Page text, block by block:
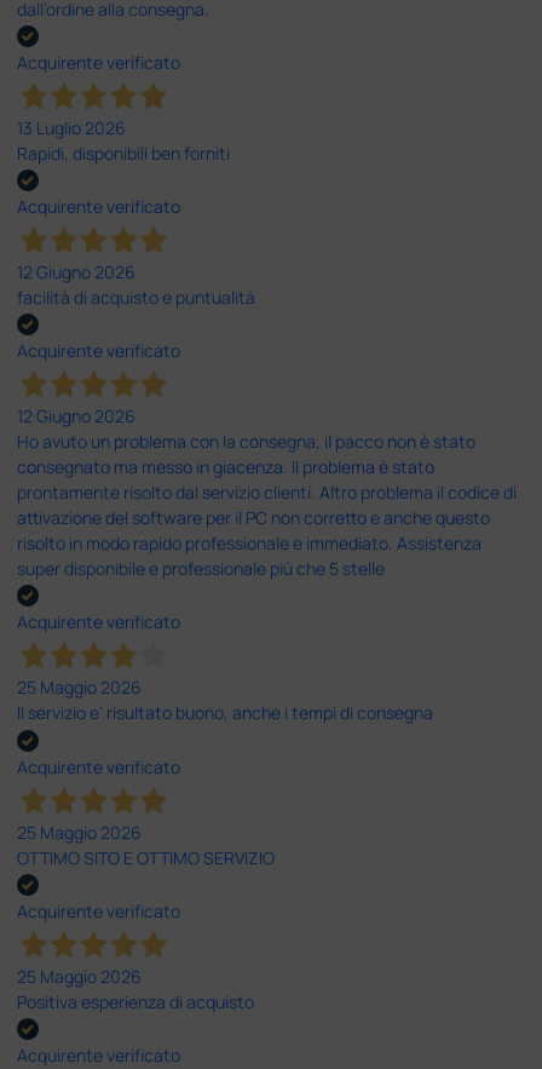
dall’ordine alla consegna.
Acquirente verificato
13 Luglio 2026
Rapidi, disponibili ben forniti
Acquirente verificato
12 Giugno 2026
facilità di acquisto e puntualità
Acquirente verificato
12 Giugno 2026
Ho avuto un problema con la consegna, il pacco non è stato
consegnato ma messo in giacenza. Il problema è stato
prontamente risolto dal servizio clienti. Altro problema il codice di
attivazione del software per il PC non corretto e anche questo
risolto in modo rapido professionale e immediato. Assistenza
super disponibile e professionale più che 5 stelle
Acquirente verificato
25 Maggio 2026
Il servizio e’ risultato buono, anche i tempi di consegna
Acquirente verificato
25 Maggio 2026
OTTIMO SITO E OTTIMO SERVIZIO
Acquirente verificato
25 Maggio 2026
Positiva esperienza di acquisto
Acquirente verificato